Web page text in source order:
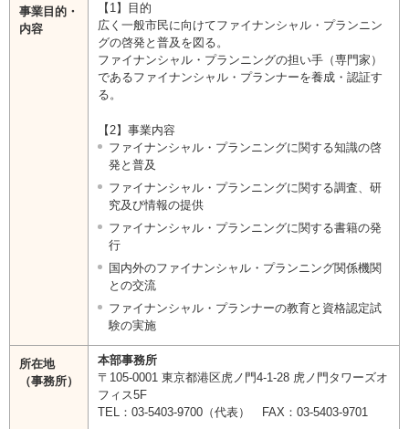
事業目的・
内容
【1】目的
広く一般市民に向けてファイナンシャル・プランニン
グの啓発と普及を図る。
ファイナンシャル・プランニングの担い手（専門家）
であるファイナンシャル・プランナーを養成・認証す
る。
【2】事業内容
ファイナンシャル・プランニングに関する知識の啓
発と普及
ファイナンシャル・プランニングに関する調査、研
究及び情報の提供
ファイナンシャル・プランニングに関する書籍の発
行
国内外のファイナンシャル・プランニング関係機関
との交流
ファイナンシャル・プランナーの教育と資格認定試
験の実施
所在地
（事務所）
本部事務所
〒105-0001 東京都港区虎ノ門4-1-28 虎ノ門タワーズオ
フィス5F
TEL：03-5403-9700（代表） FAX：03-5403-9701